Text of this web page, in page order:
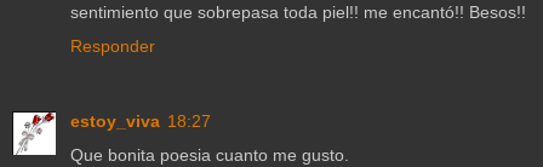
sentimiento que sobrepasa toda piel!! me encantó!! Besos!!
Responder
estoy_viva 18:27
Que bonita poesia cuanto me gusto.